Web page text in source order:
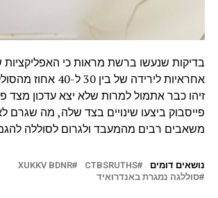
בדיקות שנעשו ברשת מראות כי האפליקציות
אחראיות לירידה של בין
זיהו כבר אתמול למרות שלא יצא עדכון מצד
פייסבוק ביצעו שינויים בצד שלה, מה שגרם
משאבים רבים מהמעבד ולגרום לסוללה
נושאים דומים CTBSRUTHS
XUKKV BDNR
סוללגה נמגרת באנדרואיד